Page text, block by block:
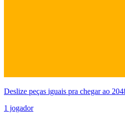
Deslize peças iguais pra chegar ao
1 jogador